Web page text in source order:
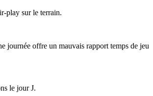
play sur le terrain.
journée offre un mauvais rapport temps de jeu
le jour J.